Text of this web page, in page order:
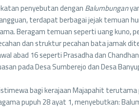
penyebutan denganBalumbungan
terdapat berbagai jejak temuan
Beragam temuan seperti uang kuno,
dan struktur pecahan bata jamak
abad 16 seperti Prasadha dan
pada Desa Sumberejo dan Desa
bagi kerajaan Majapahit terutama
pupuh 28 ayat 1, menyebutkan: